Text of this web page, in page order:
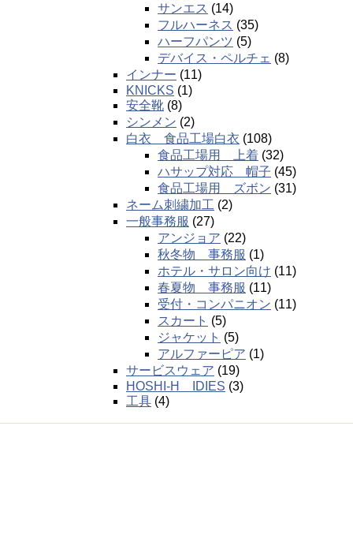
サンエス (14)
フルハーネス (35)
ハーフパンツ (5)
デバイス・ペルチェ (8)
インナー (11)
KNICKS (1)
安全靴 (8)
シンメン (2)
白衣 食品工場白衣 (108)
食品工場用 上着 (32)
ハサップ対応 帽子 (45)
食品工場用 ズボン (31)
ネーム刺繍加工 (2)
一般事務服 (27)
アンジョア (22)
秋冬物 事務服 (1)
ホテル・サロン向け (11)
春夏物 事務服 (11)
受付・コンパニオン (11)
スカート (5)
ジャケット (5)
アルファーピア (1)
サービスウェア (19)
HOSHI-H IDIES (3)
工具 (4)